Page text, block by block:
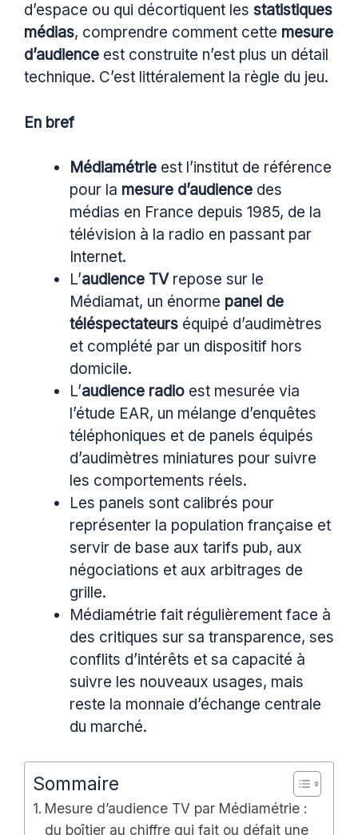
d’espace ou qui décortiquent les statistiques
médias, comprendre comment cette mesure
d’audience est construite n’est plus un détail
technique. C’est littéralement la règle du jeu.
En bref
Médiamétrie est l’institut de référence
pour la mesure d’audience des
médias en France depuis 1985, de la
télévision à la radio en passant par
Internet.
L’audience TVrepose sur le
Médiamat, un énorme panel de
téléspectateurs équipé d’audimètres
et complété par un dispositif hors
domicile.
L’audience radio est mesurée via
l’étude EAR, un mélange d’enquêtes
téléphoniques et de panels équipés
d’audimètres miniatures pour suivre
les comportements réels.
Les panels sont calibrés pour
représenter la population française et
servir de base aux tarifs pub, aux
négociations et aux arbitrages de
grille.
Médiamétrie fait régulièrement face à
des critiques sur sa transparence, ses
conflits d’intérêts et sa capacité à
suivre les nouveaux usages, mais
reste la monnaie d’échange centrale
du marché.
Sommaire
Mesure d’audience TV par Médiamétrie :
du boîtier au chiffre qui fait ou défait une